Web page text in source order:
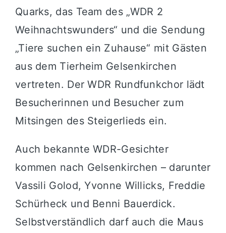
Quarks, das Team des „WDR 2
Weihnachtswunders“ und die Sendung
„Tiere suchen ein Zuhause“ mit Gästen
aus dem Tierheim Gelsenkirchen
vertreten. Der WDR Rundfunkchor lädt
Besucherinnen und Besucher zum
Mitsingen des Steigerlieds ein.
Auch bekannte WDR-Gesichter
kommen nach Gelsenkirchen – darunter
Vassili Golod, Yvonne Willicks, Freddie
Schürheck und Benni Bauerdick.
Selbstverständlich darf auch die Maus